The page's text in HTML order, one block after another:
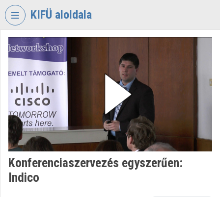
Fejléc kihagyása
KIFÜ aloldala
VIDEOTORIUM
KORMÁNYZATI
INFORMATIKAI
FEJLESZTÉSI
ÜGYNÖKSÉG
Intézményi kezdőlap
Bejelentkezés
Intézményi felfedezés
Konferenciaszervezés egyszerűen:
Indico